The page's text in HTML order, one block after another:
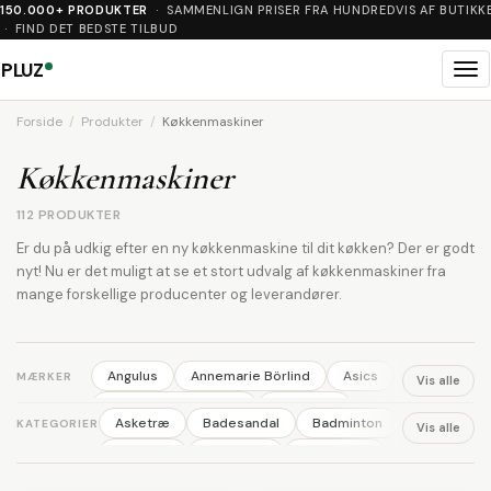
150.000+ PRODUKTER
· SAMMENLIGN PRISER FRA HUNDREDVIS AF
· FIND DET BEDSTE TILBUD
PLUZ
Forside Produkter Køkkenmaskiner
Køkkenmaskiner
112 PRODUKTER
Er du på udkig efter en ny køkkenmaskine til dit køkken? Der er godt
nyt! Nu er det muligt at se et stort udvalg af køkkenmaskiner fra
mange forskellige producenter og leverandører.
MÆRKER Angulus Annemarie Börlind
Asics
Australian BodyCare
Backpack
Ball
Basil Bisgaard
Björn Borg
Bodylab
BOSS Britax
Brixton
Vis alle
KATEGORIER Asketræ Badesandal
Badminton
Vis alle